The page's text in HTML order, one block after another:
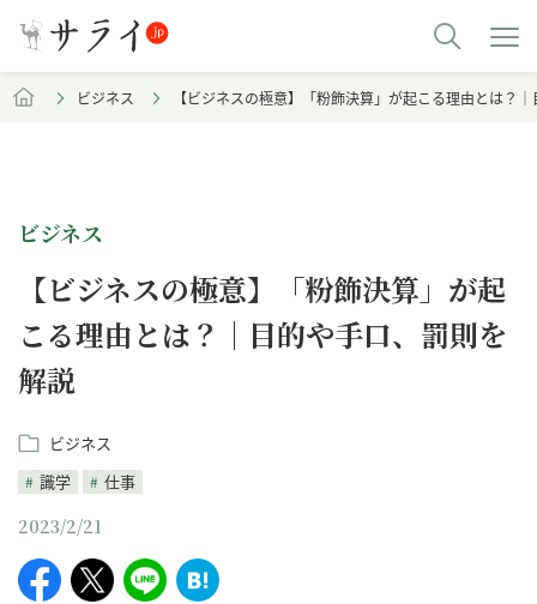
ビジネス 【ビジネスの極意】「粉飾決算」が起こる理由とは？
ビジネス
【ビジネスの極意】「粉飾決算」が起
こる理由とは？｜目的や手口、罰則を
解説
ビジネス
識学
仕事
2023/2/21